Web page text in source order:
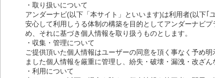
・取り扱いについて
アンダーナビ(以下「本サイト」といいます)は利用者(以下
安心して利用しうる体制の構築を目的としてアンダーナビ
め、それに基づき個人情報を取り扱うものとします。
・収集・管理について
ご提供頂いた個人情報はユーザーの同意を頂く事なく予め
ました個人情報を厳重に管理し、紛失・破壊・漏洩・改ざ
・利用について